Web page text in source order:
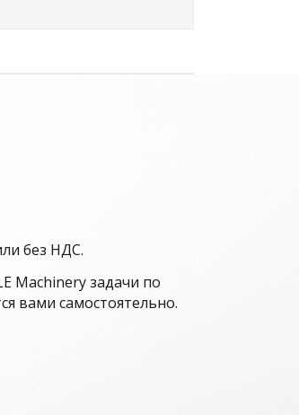
без НДС.
Machinery задачи по
вами самостоятельно.